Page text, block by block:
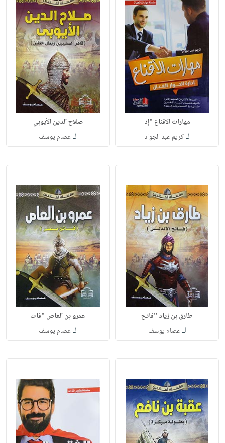
مهارات الاقناع "إد
لـكريم عبد الجواد
صلاح الدين الأيوبي
لـعصام يوسف
طارق بن زياد "فاتح
لـعصام يوسف
عمرو بن العاص "فات
لـعصام يوسف